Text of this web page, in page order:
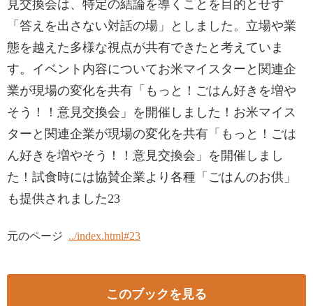
見交換会は、特定の結論を導くことを目的とせず
「答えを出さない対話の場」としました。立場や業
態を越えた多様な視点が共有できたと考えていま
す。イベント内容についてお米マイスターと関連企
業が現場の変化を共有「もっと！ごはん好きを増や
そう！！意見交換会」を開催しました！お米マイス
ターと関連企業が現場の変化を共有「もっと！ごは
ん好きを増やそう！！意見交換会」を開催しまし
た！試食時には協賛企業より各種「ごはんのお供」
も提供されました23
元のページ ../index.html#23
このブックを見る